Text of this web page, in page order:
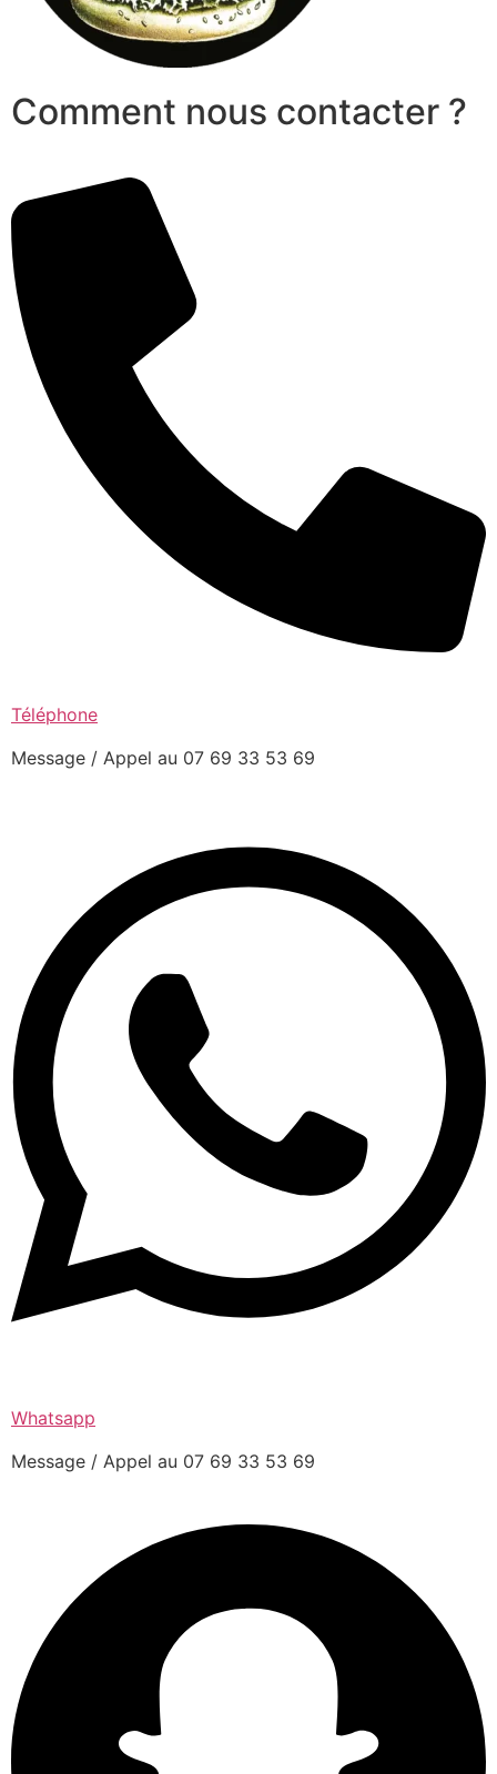
Comment nous contacter ?
Téléphone
Message / Appel au 07 69 33 53 69
Whatsapp
Message / Appel au 07 69 33 53 69